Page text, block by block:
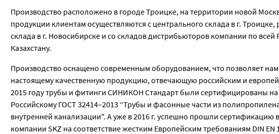
Производство расположено в городе Троицке, на территории новой
продукции клиентам осуществляются с центрального склада в г. Троицке,
склада в г. Новосибирске и со складов дистрибьюторов компании по всей
Казахстану.
Производство оснащено современным оборудованием, что позволяет
настоящему качественную продукцию, отвечающую российским и
2015 году трубы и фитинги СИНИКОН Стандарт были сертифицированы на
Российскому ГОСТ 32414–2013 “Трубы и фасонные части из
внутренней канализации". А уже в 2016 г. успешно прошли сертификацию
компании SKZ на соответствие жестким Европейским требованиям DIN EN